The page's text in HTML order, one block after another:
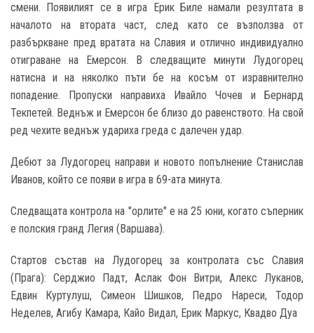
смени. Появилият се в игра Ерик Биле намали резултата в
началото на втората част, след като се възползва от
разбъркване пред вратата на Славия и отлично индивидуално
отиграване на Емерсон. В следващите минути Лудогорец
натисна и на няколко пъти бе на косъм от изравнително
попадение. Пропуски направиха Ивайло Чочев и Бернард
Текпетей. Веднъж и Емерсон бе близо до равенството. На свой
ред чехите веднъж удариха греда с далечен удар.
Дебют за Лудогорец направи и новото попълнение Станислав
Иванов, който се появи в игра в 69-ата минута.
Следващата контрола на "орлите" е на 25 юни, когато съперник
е полския гранд Легия (Варшава).
Стартов състав на Лудогорец за контролата със Славия
(Прага): Серджио Падт, Аслак Фон Витри, Алекс Луканов,
Едвин Куртулуш, Симеон Шишков, Педро Нареси, Тодор
Неделев, Агибу Камара, Кайо Видал, Ерик Маркус, Квадво Дуа